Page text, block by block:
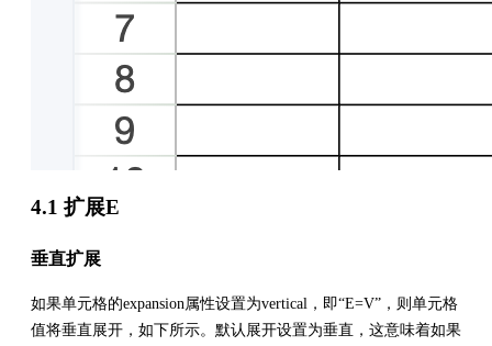
4.1 扩展E
垂直扩展
如果单元格的expansion属性设置为vertical，即“E=V”，则单元格
值将垂直展开，如下所示。默认展开设置为垂直，这意味着如果